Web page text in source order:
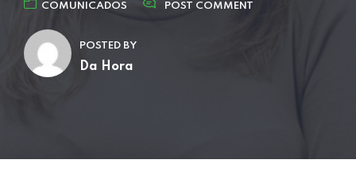
COMUNICADOS POST COMMENT
POSTED BY
Da Hora